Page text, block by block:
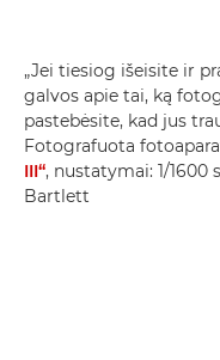
„Jei tiesiog išeisite ir
galvos apie tai, ką
pastebėsite, kad jus
Fotografuota
III“, nustatymai: 1/1600
Bartlett